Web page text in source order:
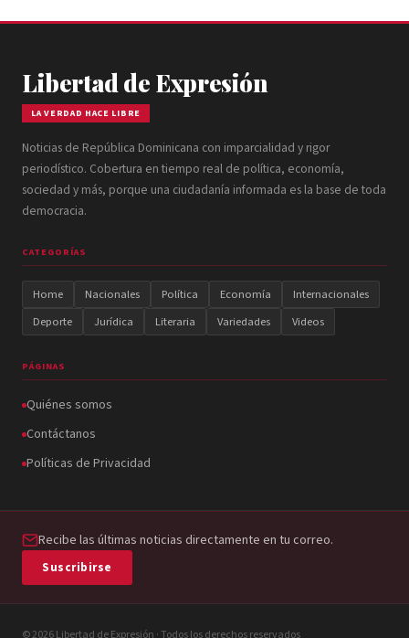
Libertad de Expresión
LA VERDAD HACE LIBRE
Noticias de República Dominicana con imparcialidad y rigor
periodístico. Cobertura en tiempo real de política, economía,
sociedad y más, porque una ciudadanía informada es la base de toda
democracia.
CATEGORÍAS
Home Nacionales Política Economía
Internacionales
Deporte
Jurídica Literaria Variedades Videos
PÁGINAS
Quiénes somos
Contáctanos
Políticas de Privacidad
Recibe las últimas noticias directamente en tu correo.
Suscribirse
© 2026 Libertad de Expresión · Todos los derechos reservados